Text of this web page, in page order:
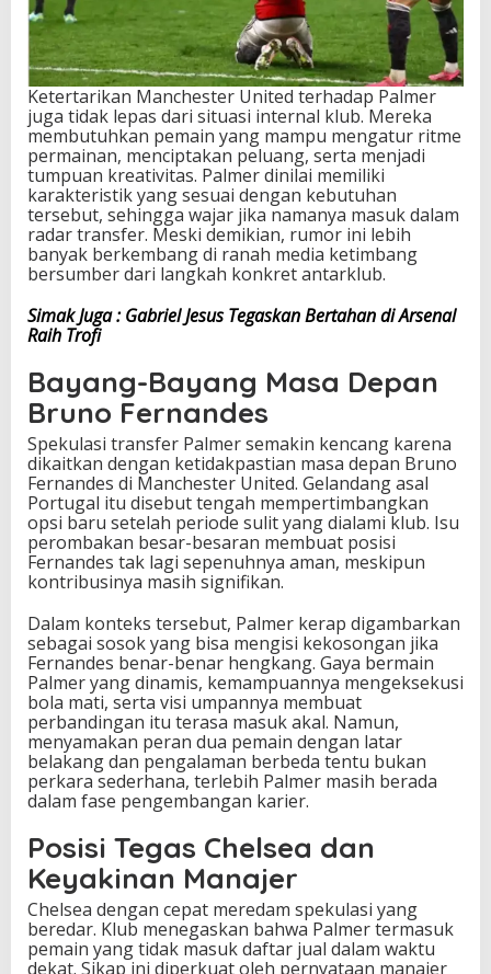
Ketertarikan Manchester United terhadap Palmer
juga tidak lepas dari situasi internal klub. Mereka
membutuhkan pemain yang mampu mengatur ritme
permainan, menciptakan peluang, serta menjadi
tumpuan kreativitas. Palmer dinilai memiliki
karakteristik yang sesuai dengan kebutuhan
tersebut, sehingga wajar jika namanya masuk dalam
radar transfer. Meski demikian, rumor ini lebih
banyak berkembang di ranah media ketimbang
bersumber dari langkah konkret antarklub.
Simak Juga : Gabriel Jesus Tegaskan Bertahan di Arsenal
Raih Trofi
Bayang-Bayang Masa Depan
Bruno Fernandes
Spekulasi transfer Palmer semakin kencang karena
dikaitkan dengan ketidakpastian masa depan Bruno
Fernandes di Manchester United. Gelandang asal
Portugal itu disebut tengah mempertimbangkan
opsi baru setelah periode sulit yang dialami klub. Isu
perombakan besar-besaran membuat posisi
Fernandes tak lagi sepenuhnya aman, meskipun
kontribusinya masih signifikan.
Dalam konteks tersebut, Palmer kerap digambarkan
sebagai sosok yang bisa mengisi kekosongan jika
Fernandes benar-benar hengkang. Gaya bermain
Palmer yang dinamis, kemampuannya mengeksekusi
bola mati, serta visi umpannya membuat
perbandingan itu terasa masuk akal. Namun,
menyamakan peran dua pemain dengan latar
belakang dan pengalaman berbeda tentu bukan
perkara sederhana, terlebih Palmer masih berada
dalam fase pengembangan karier.
Posisi Tegas Chelsea dan
Keyakinan Manajer
Chelsea dengan cepat meredam spekulasi yang
beredar. Klub menegaskan bahwa Palmer termasuk
pemain yang tidak masuk daftar jual dalam waktu
dekat. Sikap ini diperkuat oleh pernyataan manajer